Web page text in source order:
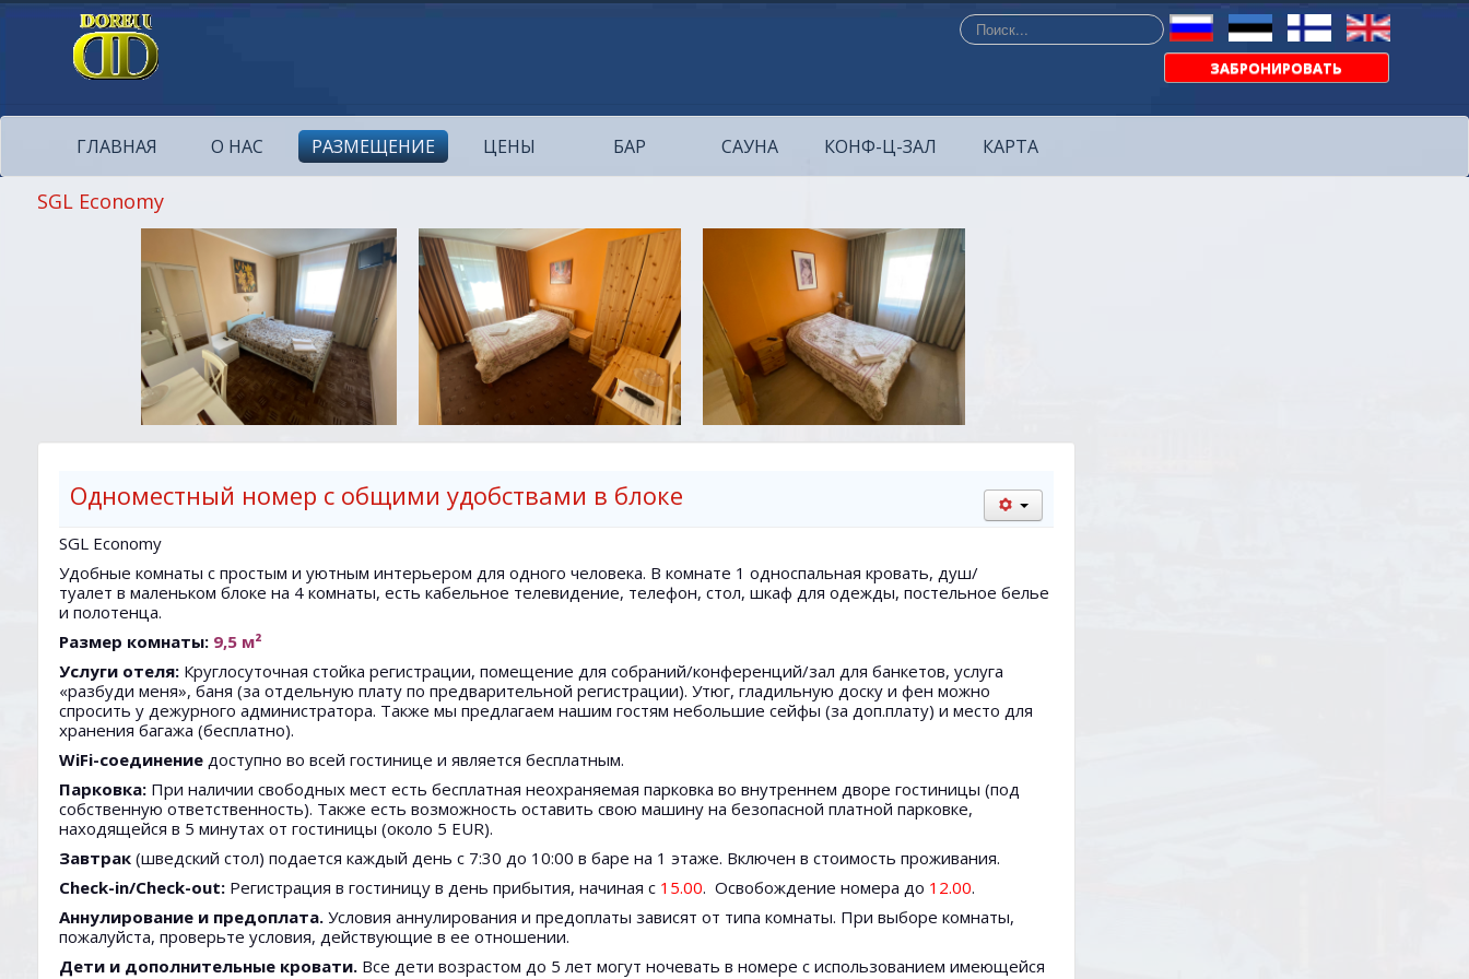
Искать...
ЗАБРОНИРОВАТЬ
ГЛАВНАЯ О НАС РАЗМЕЩЕНИЕ ЦЕНЫ БАР САУНА КОНФ-Ц-ЗАЛ КАРТА
SGL Economy
Одноместный номер с общими удобствами в блоке
SGL Economy
Удобные комнаты с простым и уютным интерьером для одного человека. В комнате 1 односпальная кровать, душ/
туалет в маленьком блоке на 4 комнаты, есть кабельное телевидение, телефон, стол, шкаф для одежды, постельное белье
и полотенца.
Размер комнаты:9,5 м²
Услуги отеля:Круглосуточная стойка регистрации, помещение для собраний/конференций/зал для банкетов, услуга
«разбуди меня», баня (за отдельную плату по предварительной регистрации). Утюг, гладильную доску и фен можно
спросить у дежурного администратора. Также мы предлагаем нашим гостям небольшие сейфы (за доп.плату) и место для
хранения багажа (бесплатно).
WiFi-соединениедоступно во всей гостинице и является бесплатным.
Парковка:При наличии свободных мест есть бесплатная неохраняемая парковка во внутреннем дворе гостиницы (под
собственную ответственность). Также есть возможность оставить свою машину на безопасной платной парковке,
находящейся в 5 минутах от гостиницы (около 5 EUR).
Завтрак(шведский стол) подается каждый день с 7:30 до 10:00 в баре на 1 этаже. Включен в стоимость проживания.
Check-in/Check-out:Регистрация в гостиницу в день прибытия, начиная с 15.00. Освобождение номера до 12.00.
Аннулирование и предоплата. Условия аннулирования и предоплаты зависят от типа комнаты. При выборе комнаты,
пожалуйста, проверьте условия, действующие в ее отношении.
Дети и дополнительные кровати.Все дети возрастом до 5 лет могут ночевать в номере с использованием имеющейся